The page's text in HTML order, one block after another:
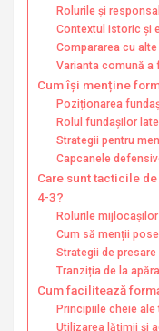
Rolurile și
Contextul istoric și
Compararea cu
Varianta comună a
Cum își menține
Poziționarea
Rolul fundașilor
Strategii pentru
Capcanele
Care sunt tacticile
4-3?
Rolurile
Cum să menții
Strategii de
Tranziția de la
Cum facilitează
Principiile cheie
Utilizarea lățimii și